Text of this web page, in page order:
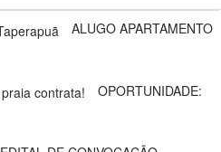
ALUGO APARTAMENTO
OPORTUNIDADE: